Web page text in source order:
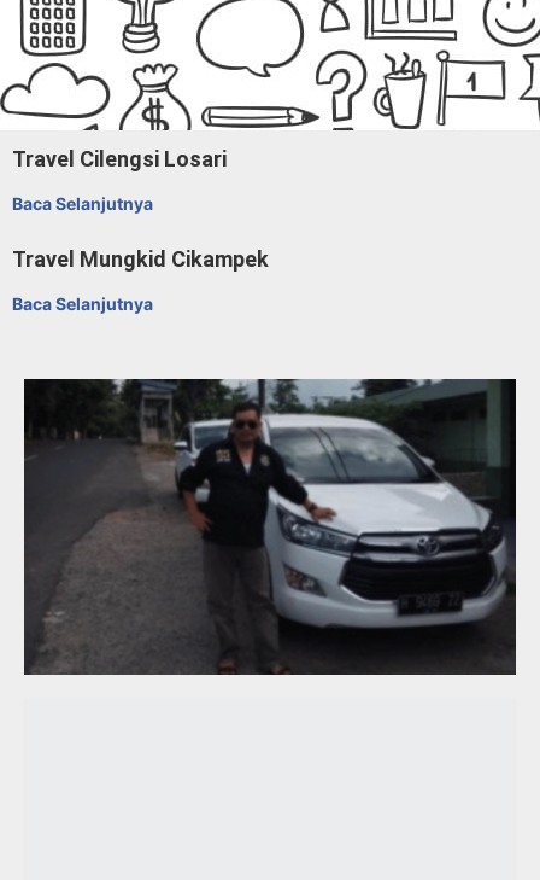
Travel Cilengsi Losari
Baca Selanjutnya
Travel Mungkid Cikampek
Baca Selanjutnya